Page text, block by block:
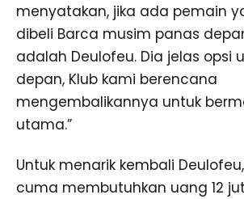
menyatakan, jika ada pemain
dibeli Barca musim panas
adalah Deulofeu. Dia jelas opsi
depan, Klub kami berencana
mengembalikannya untuk
utama.”
Untuk menarik kembali
cuma membutuhkan uang 12